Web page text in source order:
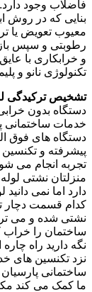
فاضلاب وجود
بنایی که در روش
معیوب تعویض یا
رطوبتی و سپس
و خرابکاری با
تکنولوژی نانو و
تشخیص ترکیدگی
دستگاه بدون
خدمات ساختمانی
دستگاه های فوق
پیشرفته و تکنسین
تجربه انجام می
منزلتان نشتی
دارد اما نمی دانید
کدام قسمت دچار
نشتی شده و می
ساختمان را
نگه دارید راه
نزد تکنسین های
ساختمانی
ما کمک می کند